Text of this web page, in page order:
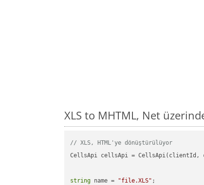
XLS to MHTML, Net
// XLS, HTML'ye dönüştürülüyor
CellsApi cellsApi = CellsApi(clientId,
string name = "file.XLS" ;